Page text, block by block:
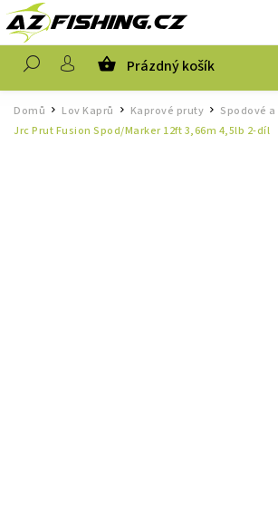
Prázdný košík
Domů / Lov Kaprů Kaprové pruty / Spodové
Jrc Prut Fusion Spod/Marker 12ft 3,66m 4,5lb 2-díl